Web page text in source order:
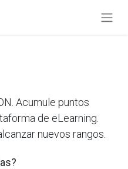
Acumule puntos
de eLearning.
nuevos rangos.